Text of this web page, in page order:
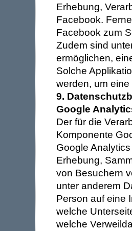
Erhebung,
Facebook.
Facebook zum
Zudem sind
ermöglichen,
Solche
werden, um
9.
Google
Der für die
Komponente
Google
Erhebung,
von Besuchern
unter anderem
Person auf eine
welche
welche